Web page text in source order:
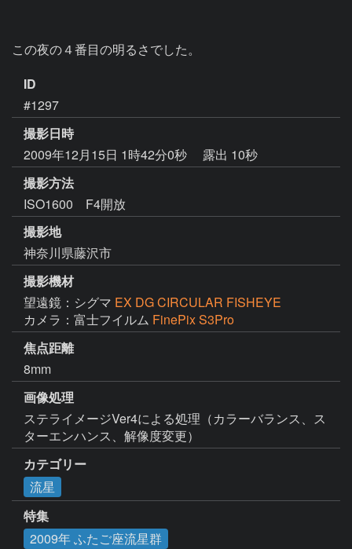
この夜の４番目の明るさでした。
ID
#1297
撮影日時
2009年12月15日 1時42分0秒
露出 10秒
撮影方法
ISO1600 F4開放
撮影地
神奈川県藤沢市
撮影機材
望遠鏡：シグマ EX DG CIRCULAR FISHEYE
カメラ：富士フイルム FinePix S3Pro
焦点距離
8mm
画像処理
ステライメージVer4による処理（カラーバランス、ス
ターエンハンス、解像度変更）
カテゴリー
流星
特集
2009年 ふたご座流星群